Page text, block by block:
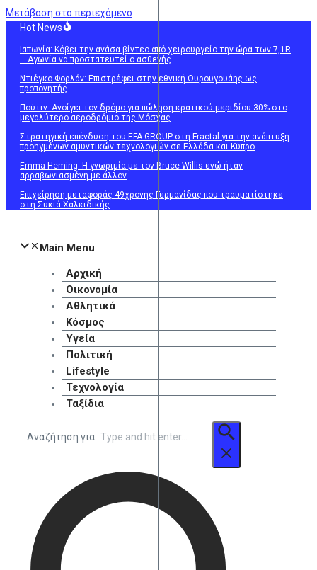
Μετάβαση στο περιεχόμενο
Hot News
Ιαπωνία: Κόβει την ανάσα βίντεο από χειρουργείο την ώρα των 7,1R
– Αγωνία να προστατευτεί ο ασθενής
Ντιέγκο Φορλάν: Επιστρέφει στην εθνική Ουρουγουάης ως
προπονητής
Πούτιν: Ανοίγει τον δρόμο για πώληση κρατικού μεριδίου 30% στο
μεγαλύτερο αεροδρόμιο της Μόσχας
Στρατηγική επένδυση του EFA GROUP στη Fractal για την ανάπτυξη
προηγμένων αμυντικών τεχνολογιών σε Ελλάδα και Κύπρο
Emma Heming: Η γνωριμία με τον Bruce Willis ενώ ήταν
αρραβωνιασμένη με άλλον
Επιχείρηση μεταφοράς 49χρονης Γερμανίδας που τραυματίστηκε
στη Συκιά Χαλκιδικής
Main Menu
Αρχική
Οικονομία
Αθλητικά
Κόσμος
Υγεία
Πολιτική
Lifestyle
Τεχνολογία
Ταξίδια
Αναζήτηση για: